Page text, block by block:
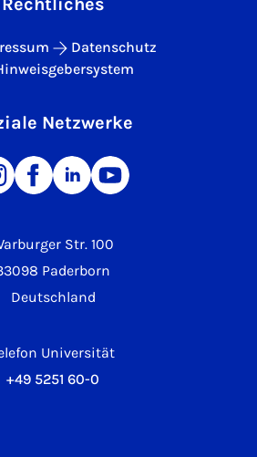
Str. 100
Paderborn
Deutschland
Universität
+49 5251 60-0
Rechtliches
Datenschutz
Netzwerke